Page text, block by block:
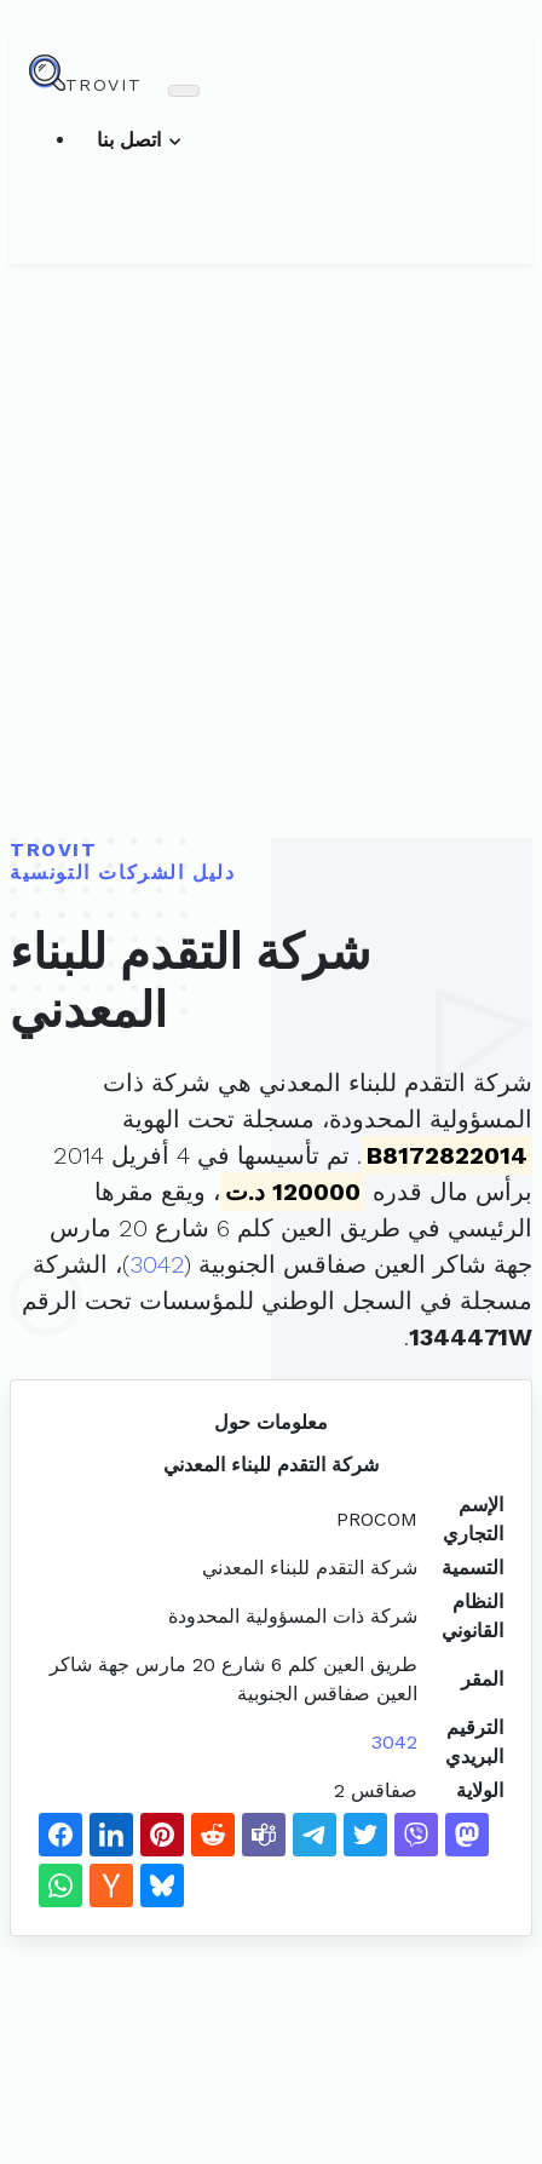
TROVIT
TROVIT
دليل الشركات التونسية
شركة التقدم للبناء
المعدني
شركة التقدم للبناء المعدني هي شركة ذات
المسؤولية المحدودة، مسجلة تحت الهوية
B8172822014
. تم تأسيسها في 4 أفريل 2014
برأس مال قدره 120000 د.ت
، ويقع مقرها
الرئيسي في طريق العين كلم 6 شارع 20 مارس
جهة شاكر العين صفاقس الجنوبية (3042)، الشركة
مسجلة في السجل الوطني للمؤسسات تحت الرقم
1344471W
.
معلومات حول
شركة التقدم للبناء المعدني
الإسم
التجاري
PROCOM
التسمية
شركة التقدم للبناء المعدني
النظام
القانوني
شركة ذات المسؤولية المحدودة
المقر
طريق العين كلم 6 شارع 20 مارس جهة شاكر
العين صفاقس الجنوبية
الترقيم
البريدي
3042
الولاية صفاقس 2